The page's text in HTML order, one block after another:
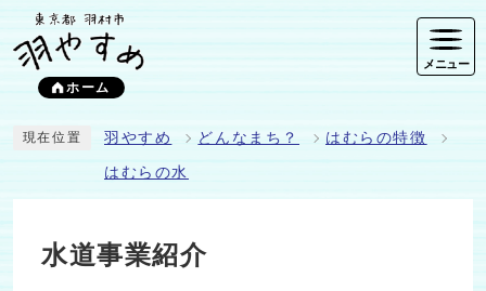
ホーム
メニュー
現在位置 羽やすめ どんなまち？ はむらの特徴
はむらの水
水道事業紹介